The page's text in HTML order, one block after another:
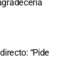
“Pide